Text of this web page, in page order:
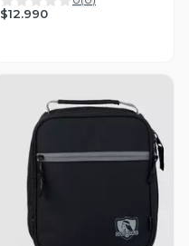
$12.990